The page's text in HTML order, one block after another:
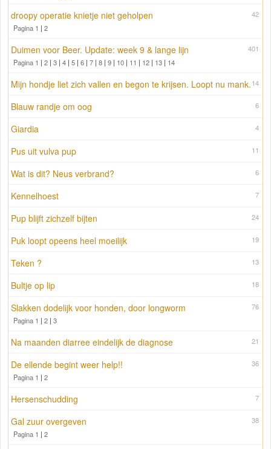
42
droopy operatie knietje niet geholpen
Pagina 1 | 2
401
Duimen voor Beer. Update: week 9 & lange lijn
Pagina 1 | 2 | 3 | 4 | 5 | 6 | 7 | 8 | 9 | 10 | 11 | 12 | 13 | 14
14
Mijn hondje liet zich vallen en begon te krijsen. Loopt nu mank.
6
Blauw randje om oog
4
Giardia
11
Pus uit vulva pup
6
Wat is dit? Neus verbrand?
7
Kennelhoest
24
Pup blijft zichzelf bijten
19
Puk loopt opeens heel moeilijk
13
Teken ?
18
Bultje op lip
76
Slakken dodelijk voor honden, door longworm
Pagina 1 | 2 | 3
21
Na maanden diarree eindelijk de diagnose
36
De ellende begint weer help!!
Pagina 1 | 2
7
Hersenschudding
38
Gal zuur overgeven
Pagina 1 | 2